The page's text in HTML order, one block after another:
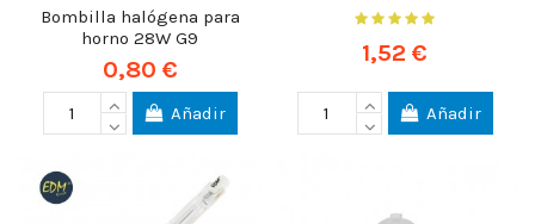
Bombilla halógena para
horno 28W G9
0,80 €
Añadir
1,52 €
Añadir